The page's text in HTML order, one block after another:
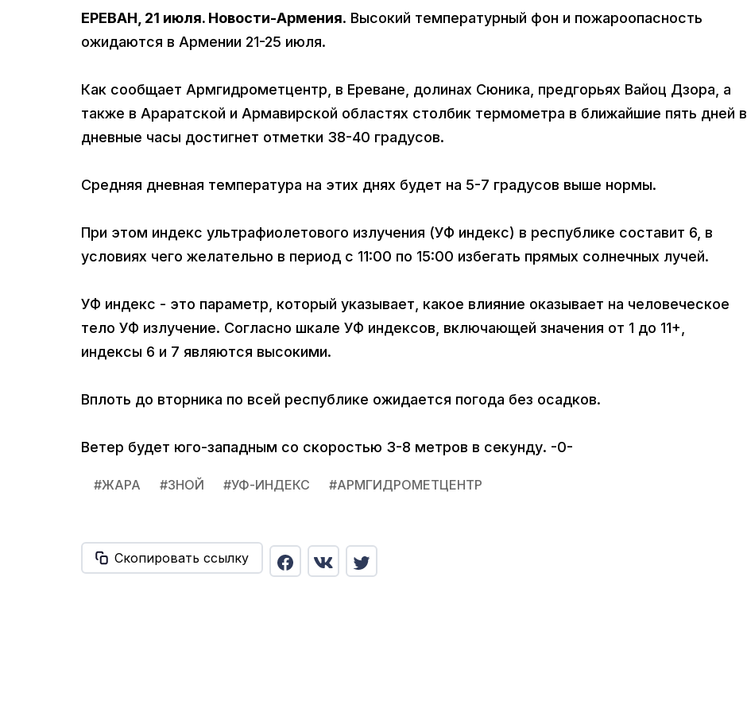
ЕРЕВАН, 21 июля. Новости-Армения. Высокий температурный фон и пожароопасность
ожидаются в Армении 21-25 июля.
Как сообщает Армгидрометцентр, в Ереване, долинах Сюника, предгорьях Вайоц Дзора, а
также в Араратской и Армавирской областях столбик термометра в ближайшие пять дней в
дневные часы достигнет отметки 38-40 градусов.
Средняя дневная температура на этих днях будет на 5-7 градусов выше нормы.
При этом индекс ультрафиолетового излучения (УФ индекс) в республике составит 6, в
условиях чего желательно в период с 11:00 по 15:00 избегать прямых солнечных лучей.
УФ индекс - это параметр, который указывает, какое влияние оказывает на человеческое
тело УФ излучение. Согласно шкале УФ индексов, включающей значения от 1 до 11+,
индексы 6 и 7 являются высокими.
Вплоть до вторника по всей республике ожидается погода без осадков.
Ветер будет юго-западным со скоростью 3-8 метров в секунду. -0-
#ЖАРА #ЗНОЙ #УФ-ИНДЕКС #АРМГИДРОМЕТЦЕНТР
Скопировать ссылку